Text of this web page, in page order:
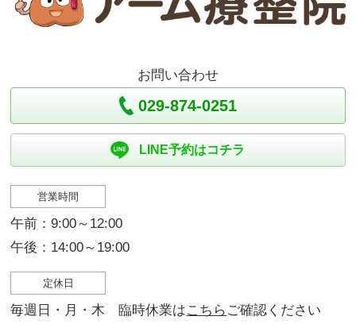
お問い合わせ
029-874-0251
LINE予約はコチラ
営業時間
午前：9:00～12:00
午後：14:00～19:00
定休日
毎週日・月・木 臨時休業はこちら ご確認ください